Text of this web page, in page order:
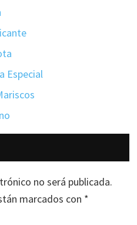
Especial
no será publicada.
marcados con *